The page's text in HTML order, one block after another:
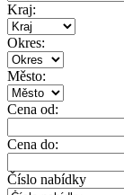
Kraj:
Okres:
Město:
Cena od:
Cena do:
Číslo nabídky